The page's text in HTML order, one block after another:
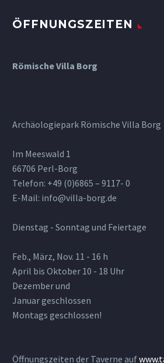
ÖFFNUNGSZEITEN
Römische Villa Borg
Archäologiepark Römische Villa Borg
Im Meeswald 1
66706 Perl-Borg
Telefon: +49 (0)6865 – 9117- 0
E-Mail: info@villa-borg.de
Dienstag - Sonntag und Feiertage
Feb., März, Nov. 11 - 16 h
April bis Oktober 10 - 18 Uhr
Dezember und
Januar geschlossen
Montags geschlossen!
Öffnungszeiten der Taverne auf